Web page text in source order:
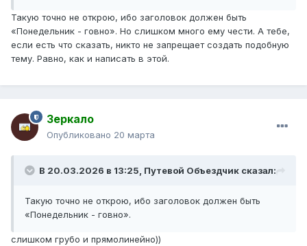
Такую точно не открою, ибо заголовок должен быть
«Понедельник - говно». Но слишком много ему чести. А тебе,
если есть что сказать, никто не запрещает создать подобную
тему. Равно, как и написать в этой.
Зеркало
Опубликовано 20 марта
В 20.03.2026 в 13:25, Путевой Объездчик сказал:
Такую точно не открою, ибо заголовок должен быть
«Понедельник - говно».
слишком грубо и прямолинейно))